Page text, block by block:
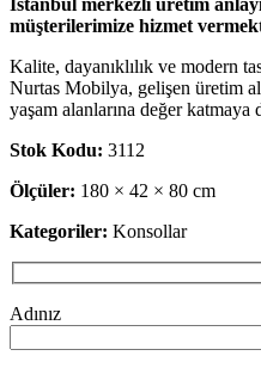
müşterilerimize hizmet
Kalite, dayanıklılık ve modern
Nurtas Mobilya, gelişen üretim
yaşam alanlarına değer katmaya
Stok Kodu: 3112
Ölçüler: 180 × 42 × 80 cm
Kategoriler: Konsollar
Adınız